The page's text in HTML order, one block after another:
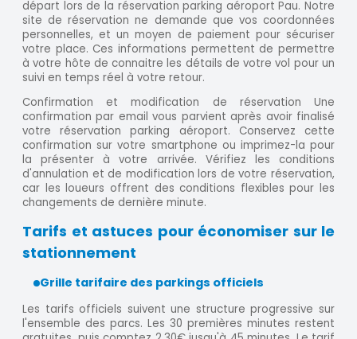
départ lors de la réservation parking aéroport Pau. Notre
site de réservation ne demande que vos coordonnées
personnelles, et un moyen de paiement pour sécuriser
votre place. Ces informations permettent de permettre
à votre hôte de connaitre les détails de votre vol pour un
suivi en temps réel à votre retour.
Confirmation et modification de réservation Une
confirmation par email vous parvient après avoir finalisé
votre réservation parking aéroport. Conservez cette
confirmation sur votre smartphone ou imprimez-la pour
la présenter à votre arrivée. Vérifiez les conditions
d'annulation et de modification lors de votre réservation,
car les loueurs offrent des conditions flexibles pour les
changements de dernière minute.
Tarifs et astuces pour économiser sur le
stationnement
Grille tarifaire des parkings officiels
Les tarifs officiels suivent une structure progressive sur
l'ensemble des parcs. Les 30 premières minutes restent